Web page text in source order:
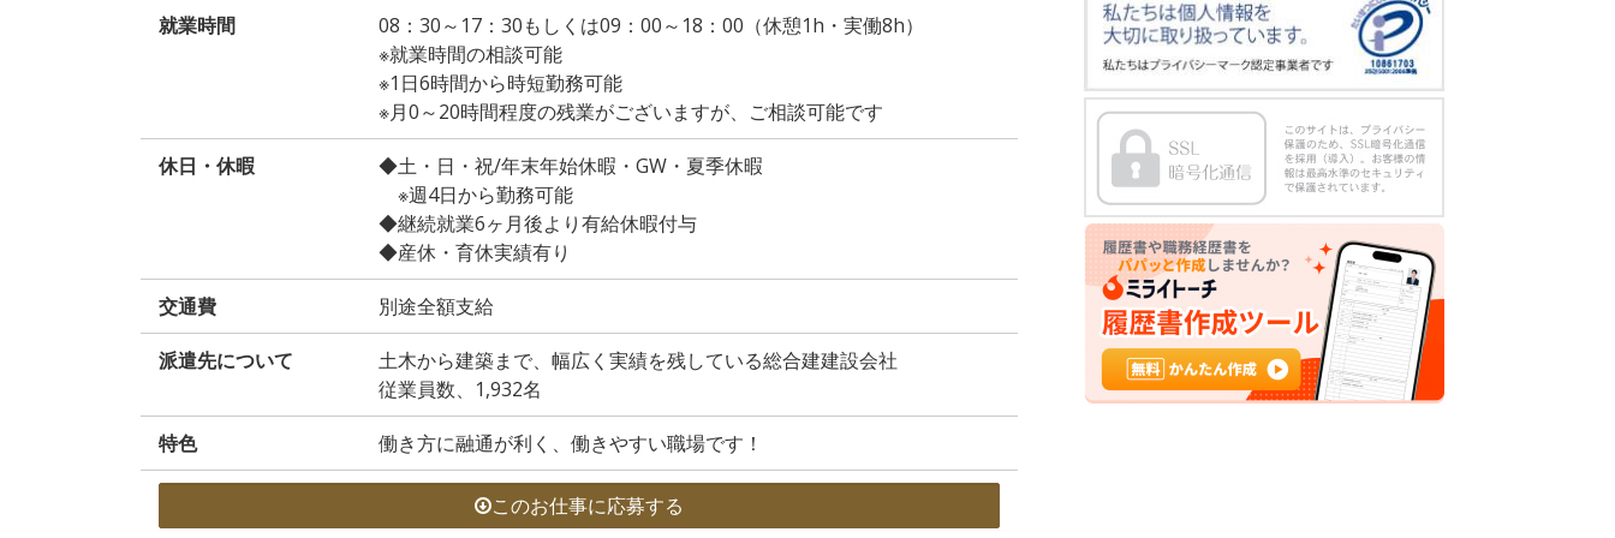
就業時間
08：30～17：30もしくは09：00～18：00（休憩1h・実働8h）
※就業時間の相談可能
※1日6時間から時短勤務可能
※月0～20時間程度の残業がございますが、ご相談可能です
休日・休暇
◆土・日・祝/年末年始休暇・GW・夏季休暇
※週4日から勤務可能
◆継続就業6ヶ月後より有給休暇付与
◆産休・育休実績有り
交通費 別途全額支給
派遣先について
土木から建築まで、幅広く実績を残している総合建建設会社
従業員数、1,932名
特色 働き方に融通が利く、働きやすい職場です！
このお仕事に応募する